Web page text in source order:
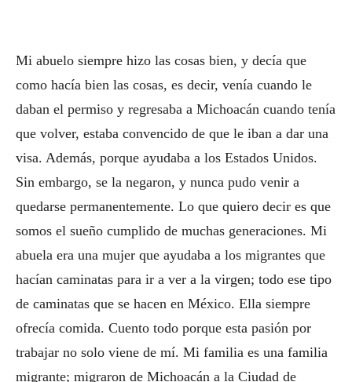
Mi abuelo siempre hizo las cosas bien, y decía que
como hacía bien las cosas, es decir, venía cuando le
daban el permiso y regresaba a Michoacán cuando tenía
que volver, estaba convencido de que le iban a dar una
visa. Además, porque ayudaba a los Estados Unidos.
Sin embargo, se la negaron, y nunca pudo venir a
quedarse permanentemente. Lo que quiero decir es que
somos el sueño cumplido de muchas generaciones. Mi
abuela era una mujer que ayudaba a los migrantes que
hacían caminatas para ir a ver a la virgen; todo ese tipo
de caminatas que se hacen en México. Ella siempre
ofrecía comida. Cuento todo porque esta pasión por
trabajar no solo viene de mí. Mi familia es una familia
migrante; migraron de Michoacán a la Ciudad de